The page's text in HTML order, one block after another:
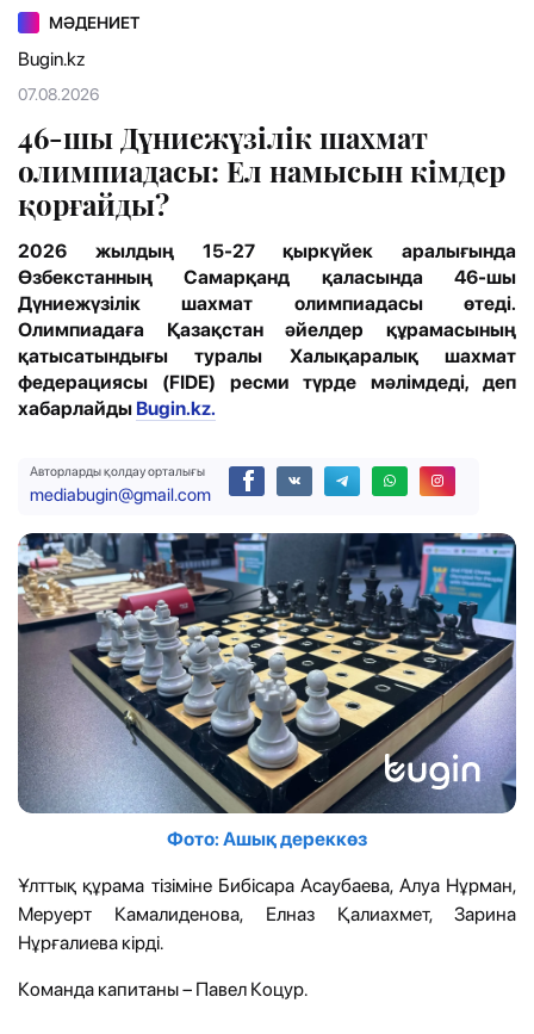
МӘДЕНИЕТ
Bugin.kz
07.08.2026
46-шы Дүниежүзілік шахмат
олимпиадасы: Ел намысын кімдер
қорғайды?
2026 жылдың 15-27 қыркүйек аралығында
Өзбекстанның Самарқанд қаласында 46-шы
Дүниежүзілік шахмат олимпиадасы өтеді.
Олимпиадаға Қазақстан әйелдер құрамасының
қатысатындығы туралы Халықаралық шахмат
федерациясы (FIDE) ресми түрде мәлімдеді, деп
хабарлайды Bugin.kz.
Авторларды қолдау орталығы
mediabugin@gmail.com
Фото: Ашық дереккөз
Ұлттық құрама тізіміне Бибісара Асаубаева, Алуа Нұрман,
Меруерт Камалиденова, Елназ Қалиахмет, Зарина
Нұрғалиева кірді.
Команда капитаны – Павел Коцур.